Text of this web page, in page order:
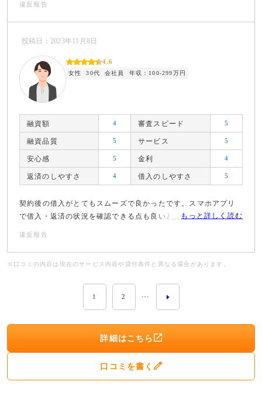
違反報告
投稿日：2023年11月8日
4.6
女性 30代 会社員 年収：100-299万円
融資額 4 審査スピード 5
融資品質 5 サービス 5
安心感 5 金利 4
返済のしやすさ 4 借入のしやすさ 5
契約後の借入がとてもスムーズで良かったです。スマホアプリ
で借入・返済の状況を確認できる点も良いと思います。もっと詳しく読む
違反報告
※口コミの内容は現在のサービス内容や貸付条件と異なる場合があります。
1 2
詳細はこちら
口コミを書く